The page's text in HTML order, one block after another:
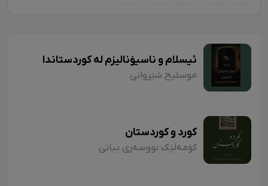
ئیسلام و ناسیۆنالیزم لە کوردستاندا
موسلیح شێروانی
کورد و کوردستان
کۆمەڵێک نووسەری بیانی